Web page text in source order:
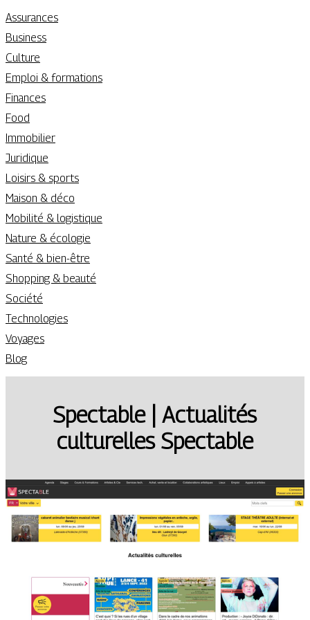
Assurances
Business
Culture
Emploi & formations
Finances
Food
Immobilier
Juridique
Loisirs & sports
Maison & déco
Mobilité & logistique
Nature & écologie
Santé & bien-être
Shopping & beauté
Société
Technologies
Voyages
Blog
Spectable | Actualités
culturelles Spectable